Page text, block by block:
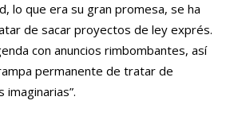
lo que era su gran promesa, se ha
de sacar proyectos de ley exprés.
con anuncios rimbombantes, así
permanente de tratar de
imaginarias”.